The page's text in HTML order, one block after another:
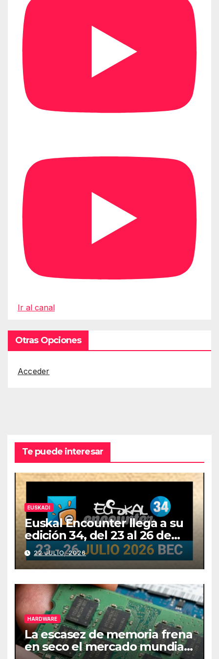
Ir al canal
Otras Opciones
Acceder
Te puede interesar
EUSKADI
Euskal Encounter llega a su
edición 34, del 23 al 26 de
julio
22 JULIO, 2026
HARDWARE
La escasez de memoria frena
en seco el mercado mundial